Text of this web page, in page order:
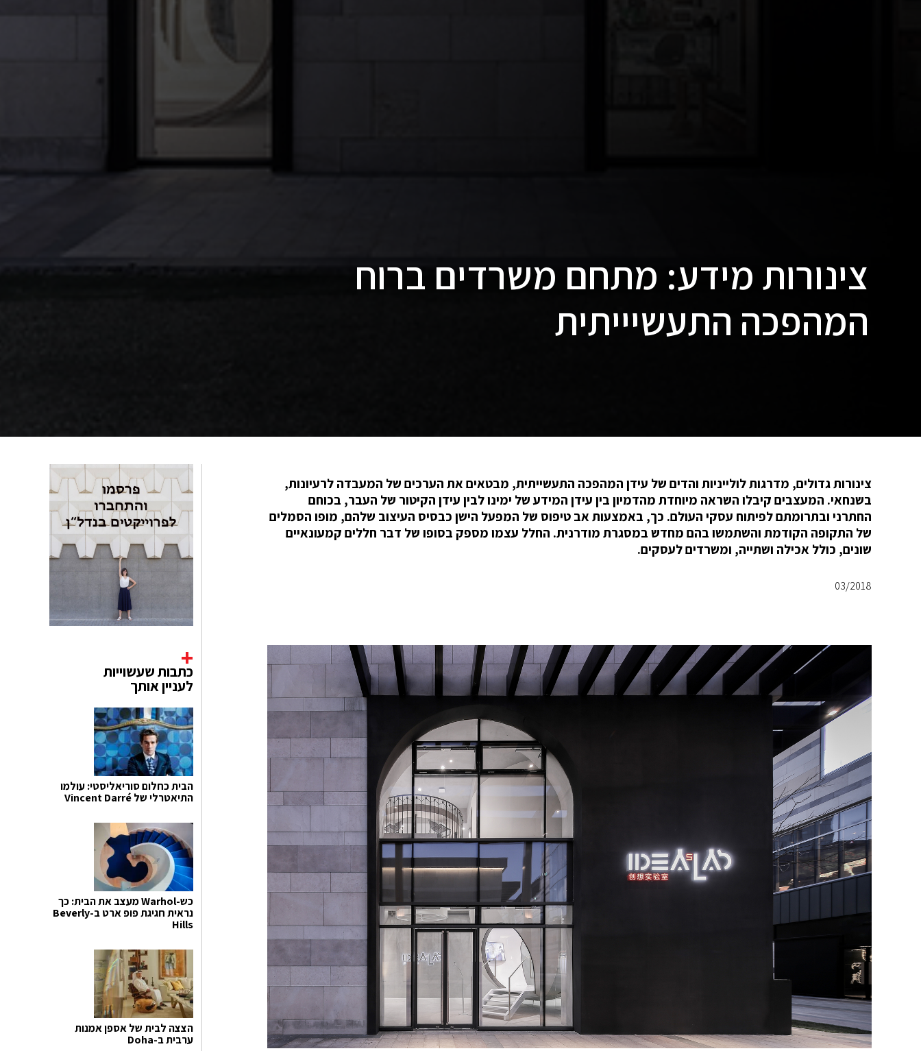
צינורות מידע: מתחם משרדים ברוח
המהפכה התעשיייתית
צינורות גדולים, מדרגות לולייניות והדים של עידן המהפכה התעשייתית, מבטאים את הערכים של המעבדה לרעיונות,
בשנחאי. המעצבים קיבלו השראה מיוחדת מהדמיון בין עידן המידע של ימינו לבין עידן הקיטור של העבר, בכוחם
החתרני ובתרומתם לפיתוח עסקי העולם. כך, באמצעות אב טיפוס של המפעל הישן כבסיס העיצוב שלהם, מופו הסמלים
של התקופה הקודמת והשתמשו בהם מחדש במסגרת מודרנית. החלל עצמו מספק בסופו של דבר חללים קמעונאיים
שונים, כולל אכילה ושתייה, ומשרדים לעסקים.
03/2018
כתבות שעשוייות
לעניין אותך
הבית כחלום סוריאליסטי: עולמו
התיאטרלי של Vincent Darré
כש-Warhol מעצב את הבית: כך
נראית חגיגת פופ ארט ב-Beverly
Hills
הצצה לבית של אספן אמנות
ערבית ב-Doha